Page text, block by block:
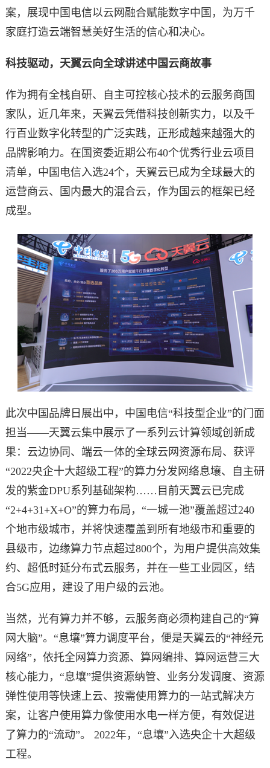
案，展现中国电信以云网融合赋能数字中国，为万千
家庭打造云端智慧美好生活的信心和决心。
科技驱动，天翼云向全球讲述中国云商故事
作为拥有全栈自研、自主可控核心技术的云服务商国
家队，近几年来，天翼云凭借科技创新实力，以及千
行百业数字化转型的广泛实践，正形成越来越强大的
品牌影响力。在国资委近期公布40个优秀行业云项目
清单，中国电信入选24个，天翼云已成为全球最大的
运营商云、国内最大的混合云，作为国云的框架已经
成型。
此次中国品牌日展出中，中国电信“科技型企业”的门面
担当——天翼云集中展示了一系列云计算领域创新成
果：云边协同、端云一体的全球云网资源布局、获评
“2022央企十大超级工程”的算力分发网络息壤、自主研
发的紫金DPU系列基础架构……目前天翼云已完成
“2+4+31+X+O”的算力布局，“一城一池”覆盖超过240
个地市级城市，并将快速覆盖到所有地级市和重要的
县级市，边缘算力节点超过800个，为用户提供高效集
约、超低时延分布式云服务，并在一些工业园区，结
合5G应用，建设了用户级的云池。
当然，光有算力并不够，云服务商必须构建自己的“算
网大脑”。“息壤”算力调度平台，便是天翼云的“神经元
网络”，依托全网算力资源、算网编排、算网运营三大
核心能力，“息壤”提供资源纳管、业务分发调度、资源
弹性使用等快速上云、按需使用算力的一站式解决方
案，让客户使用算力像使用水电一样方便，有效促进
了算力的“流动”。 2022年，“息壤”入选央企十大超级
工程。